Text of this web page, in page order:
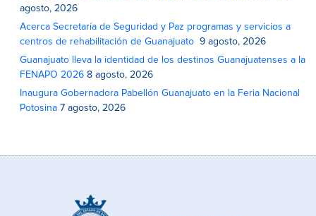
agosto, 2026
Acerca Secretaría de Seguridad y Paz programas y servicios a
centros de rehabilitación de Guanajuato
9 agosto, 2026
Guanajuato lleva la identidad de los destinos Guanajuatenses a la
FENAPO 2026 8 agosto, 2026
Inaugura Gobernadora Pabellón Guanajuato en la Feria Nacional
Potosina 7 agosto, 2026